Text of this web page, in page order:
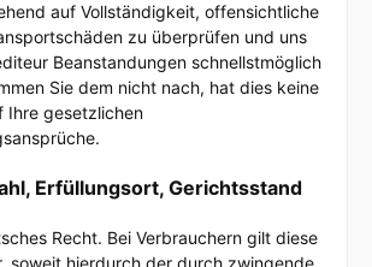
auf Vollständigkeit, offensichtliche
zu überprüfen und uns
Beanstandungen schnellstmöglich
Sie dem nicht nach, hat dies keine
Ihre gesetzlichen
Erfüllungsort, Gerichtsstand
Recht. Bei Verbrauchern gilt diese